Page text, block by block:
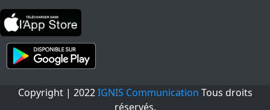
Copyright | 2022IGNIS Communication Tous droits
réservés.